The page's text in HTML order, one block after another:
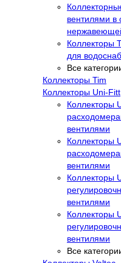
вентилями в
Коллекторы
для
Все
Коллекторы Tim
Коллекторы Uni-Fitt
Коллекторы
вентилями
Коллекторы
вентилями
Коллекторы
вентилями
Коллекторы
вентилями
Все